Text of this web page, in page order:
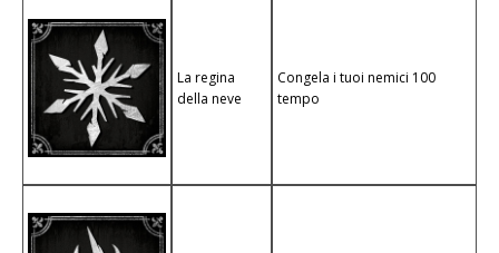
La regina
della neve
Congela i tuoi nemici 100
tempo